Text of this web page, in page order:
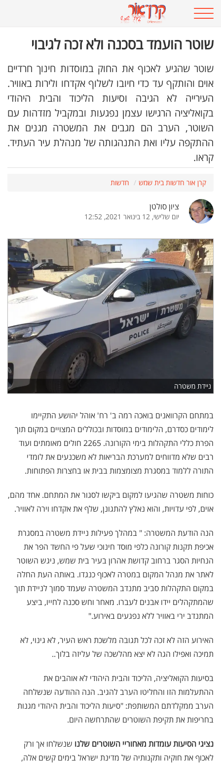
שוטר הועמד בסכנה ולא זכה לגיבוי
שוטר שהגיע לאכוף את החוק במוסדות חינוך חרדיים
אוים והותקף עד כדי חיובו לשלוף אקדחו ולירות באוויר.
העירייה לא הגיבה וסיעות הליכוד והבית היהודי
בקואליציה הרגישו עצמן נפגעות ובמקביל מזדהות עם
השוטר, הערב הם מגבים את המשטרה מגנים את
ההתקפה עליו ואת התנהגותה של מנהלת עיר העתיד.
קראו.
קרן אור חדשות בית שמש חדשות
ציון סולטן
יום שלישי, 12 בינואר 2021, 12:52
ניידת משטרה
במתחם הקרוואנים בואכה רמה ב' רח' אוהל יהושע התקיימו
לימודים כסדרם, הלימודים במוסדות ובכוללים המצויים במקום תוך
הפרת כללי התקהלות בימי הקורונה. 2265 חולים מאומתים ועוד
רבים שלא מדווחים למערכת הבריאות לא משכנעים את לומדי
התורה ללמוד במסגרת מצומצמות בבית או בחצרות הפתוחות.
כוחות משטרה שהגיעו למקום ביקשו לסגור את המתחם. אחד מהם,
אוים, לפי עדויות, והוא נאלץ להתגונן, שלף את אקדחו וירה לאוויר.
הנה הודעת המשטרה: " במהלך פעילות ניידת משטרה במסגרת
אכיפת תקנות קורונה כלפי מוסד חינוכי שעל פי החשד הפר את
הנחיות הסגר ברחוב קדושת אהרון בעיר בית שמש, ניגש השוטר
לאתר את מנהל המקום במטרה לאכוף כנגדו. באותה העת החלה
במקום התקהלות סביב מתנדב המשטרה שעמד סמוך לניידת תוך
שהמתקהלים יידו אבנים לעברו. מאחר וחש סכנה לחייו, ביצע
המתנדב ירי באוויר ללא נפגעים באירוע."
האירוע הזה לא זכה לכל תגובה מלשכת ראש העיר, לא גינוי, לא
תמיכה ואפילו הגה לא יצא מהלשכה של עליזה בלוך..
בסיעות הקואליציה, הליכוד והבית היהודי לא אוהבים את
ההתעלמות הזו והחליטו הערב להגיב. הנה ההודעה שנשלחה
הערב ממקלדתם המשותפת: "סיעות הליכוד והבית היהודי מגנות
בחריפות את תקיפת השוטרים שהתרחשה היום.
נציגי הסיעות עומדות מאחוריי השוטרים שלנו שנשלחו אך ורק
לאכוף את חוקיה ותקנותיה של מדינת ישראל בימים קשים אלה,